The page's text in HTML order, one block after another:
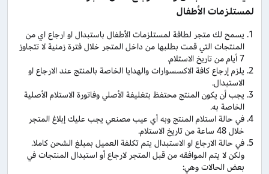
لمستلزمات الأطفال
يسمح لك متجر لطافة لمستلزمات الأطفال باستبدال او ارجاع اي من
المنتجات التي قمت بطلبها من داخل المتجر خلال فترة زمنية لا تتجاوز
7 أيام من تاريخ الاستلام.
يلزم إرجاع كافة الاكسسوارات والهدايا الخاصة بالمنتج عند الارجاع او
الاستبدال.
يجب أن يكون المنتج محتفظ بتغليفة الأصلي وفاتورة الاستلام الأصلية
الخاصة به.
في حالة استلام المنتج وبه أي عيب مصنعي يجب عليك إبلاغ المتجر
خلال 48 ساعة من تاريخ الاستلام.
في حالة الارجاع او الاستبدال يتم تكلفة العميل بمبلغ الشحن كاملا.
ولكن لا يتم الموافقه من قبل المتجر لارجاع أو استبدال المنتجات في
بعض الحالات وهي: